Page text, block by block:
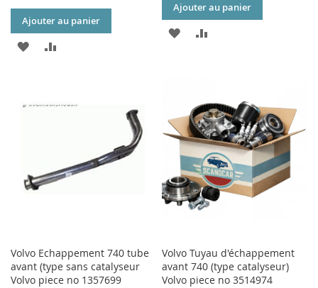
Ajouter au panier
AJOUTER
Ajouter au panier
AJOUTER
LISTE
D’ENVIE
Volvo Echappement 740 tube
avant (type sans catalyseur
Volvo piece no 1357699
Volvo Tuyau d'échappement
avant 740 (type catalyseur)
Volvo piece no 3514974